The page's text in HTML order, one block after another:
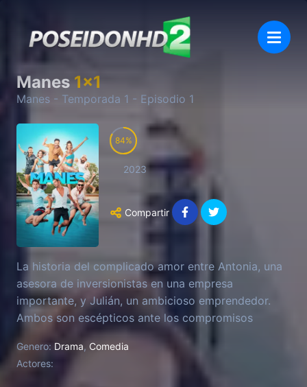
Manes 1x1
Manes - Temporada 1 - Episodio 1
84
2023
Compartir
La historia del complicado amor entre Antonia, una
asesora de inversionistas en una empresa
importante, y Julián, un ambicioso emprendedor.
Ambos son escépticos ante los compromisos
afectivos, y muestran la dinámica de las relaciones
de pareja entre hombres y mujeres en la era digital.
Genero: Drama, Comedia
Actores: